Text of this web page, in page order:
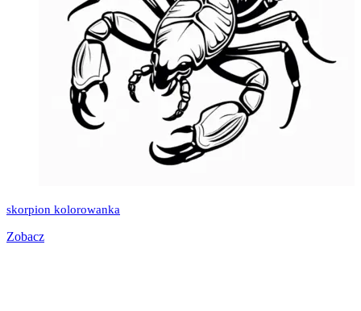
skorpion kolorowanka
Zobacz